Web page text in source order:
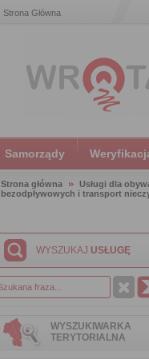
Strona Główna
Samorządy
Strona główna Usługi dla
bezodpływowych i transport
WYSZUKAJ USŁUGĘ
WYSZUKIWARKA
TERYTORIALNA